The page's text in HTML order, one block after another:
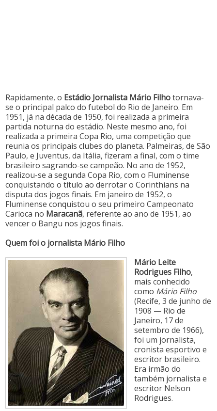
Rapidamente, o Estádio Jornalista Mário Filhotornava-
se o principal palco do futebol do Rio de Janeiro. Em
1951, já na década de 1950, foi realizada a primeira
partida noturna do estádio. Neste mesmo ano, foi
realizada a primeira Copa Rio, uma competição que
reunia os principais clubes do planeta. Palmeiras, de São
Paulo, e Juventus, da Itália, fizeram a final, com o time
brasileiro sagrando-se campeão. No ano de 1952,
realizou-se a segunda Copa Rio, com o Fluminense
conquistando o título ao derrotar o Corinthians na
disputa dos jogos finais. Em janeiro de 1952, o
Fluminense conquistou o seu primeiro Campeonato
Carioca no Maracanã, referente ao ano de 1951, ao
vencer o Bangu nos jogos finais.
Quem foi o jornalista Mário Filho
Mário Leite
Rodrigues Filho,
mais conhecido
como Mário Filho
(Recife, 3 de junho de
1908 — Rio de
Janeiro, 17 de
setembro de 1966),
foi um jornalista,
cronista esportivo e
escritor brasileiro.
Era irmão do
também jornalista e
escritor Nelson
Rodrigues.